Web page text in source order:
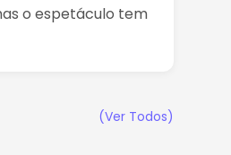
o espetáculo tem
(Ver Todos)